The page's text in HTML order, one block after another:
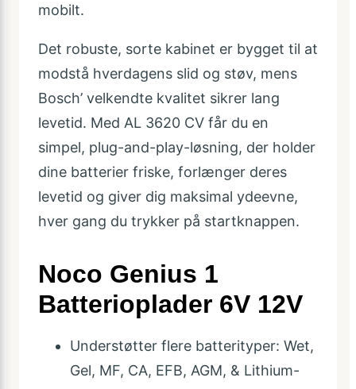
mobilt.
Det robuste, sorte kabinet er bygget til at
modstå hverdagens slid og støv, mens
Bosch’ velkendte kvalitet sikrer lang
levetid. Med AL 3620 CV får du en
simpel, plug-and-play-løsning, der holder
dine batterier friske, forlænger deres
levetid og giver dig maksimal ydeevne,
hver gang du trykker på startknappen.
Noco Genius 1
Batterioplader 6V 12V
Understøtter flere batterityper: Wet,
Gel, MF, CA, EFB, AGM, & Lithium-